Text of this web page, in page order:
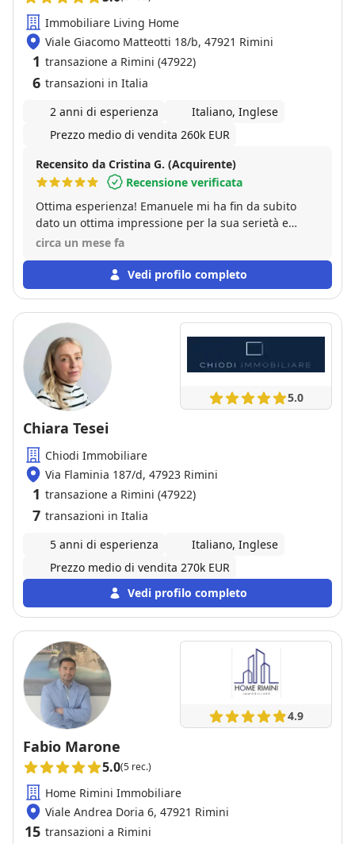
Immobiliare Living Home
Viale Giacomo Matteotti 18/b, 47921 Rimini
1 transazione a Rimini (47922)
6 transazioni in Italia
2 anni di esperienza
Italiano, Inglese
Prezzo medio di vendita 260k EUR
Recensito da Cristina G. (Acquirente)
Recensione verificata
Ottima esperienza! Emanuele mi ha fin da subito
dato un ottima impressione per la sua serietà e
professionalità. Impressione che è stata confermata!
sempre pronto a darmi delucidazioni ad ogni mia
domanda!! Quindi non posso fare altro che
circa un mese fa
Vedi profilo completo
5.0
Chiara Tesei
Chiodi Immobiliare
Via Flaminia 187/d, 47923 Rimini
1 transazione a Rimini (47922)
7 transazioni in Italia
5 anni di esperienza
Italiano, Inglese
Prezzo medio di vendita 270k EUR
Vedi profilo completo
4.9
Fabio Marone
5.0(5 rec.)
Home Rimini Immobiliare
Viale Andrea Doria 6, 47921 Rimini
15 transazioni a Rimini